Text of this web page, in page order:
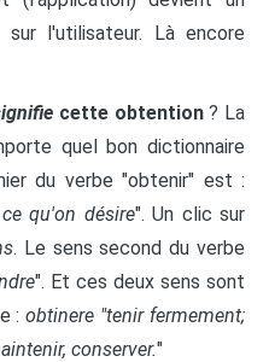
l'utilisateur. Là encore
cette obtention? La
quel bon dictionnaire
du verbe "obtenir" est :
qu'on désire". Un clic sur
. Le sens second du verbe
". Et ces deux sens sont
:obtinere "tenir fermement;
conserver."